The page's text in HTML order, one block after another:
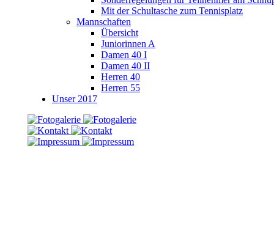
Mit der Schultasche zum Tennisplatz
Mannschaften
Übersicht
Juniorinnen A
Damen 40 I
Damen 40 II
Herren 40
Herren 55
Unser 2017